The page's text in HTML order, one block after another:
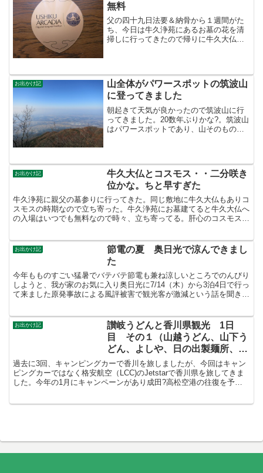
無料
父の四十九日法要＆納骨から１週間がた
ち、今日は牛久浄苑にあるお墓の花を清
掃しに行ってきたので帰りに牛久大仏も
てよかった。牛久浄苑の隣...
お出かけ記
山全体がパワースポットの筑波山
に登ってきました
朝起きて天気が良かったので筑波山に行
ってきました。20数年ぶりかな?。筑波山
はパワースポットであり、山そのものが
時に到着した...
お出かけ記
牛久大仏とコスモス・・二分咲き
位かな。ちと早すぎた
牛久浄苑に親父の墓参りに行ってきた。同じ敷地に牛久大仏もありコ
スモスの時期なので立ち寄った。牛久浄苑にお墓建てると牛久大仏へ
の入場はいつでも無料なので時々、立ち寄ってる。肝心のコスモスは
お出かけ記
節電の夏 奥日光で涼んできまし
た
今年もものすごい猛暑でバテバテ節電も兼ね涼しいところでのんびり
しようと、我が家のお気に入り奥日光に7/14（木）から3泊4日で行っ
て来ました原発事故による風評被害で観光客が激減という話を聞きま
お出かけ記
讃岐うどんと香川県観光 1日
目 その１（山越うどん、山下う
どん、よしや、日の出製麺所、丸
亀城）
過去に3回、キャンピングカーで香川を旅しましたが、今回はキャン
ピングカーではなく格安航空（LCC)のJetstarで香川県を旅してきま
した。今年の1月にキャンペーンがあり成田?高松空港の往復を予